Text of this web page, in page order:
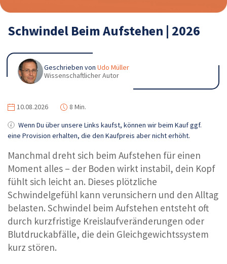
Schwindel Beim Aufstehen | 2026
Geschrieben von Udo Müller
Wissenschaftlicher Autor
10.08.2026
8 Min.
Wenn Du über unsere Links kaufst, können wir beim Kauf ggf.
eine Provision erhalten, die den Kaufpreis aber nicht erhöht.
Manchmal dreht sich beim Aufstehen für einen
Moment alles – der Boden wirkt instabil, dein Kopf
fühlt sich leicht an. Dieses plötzliche
Schwindelgefühl kann verunsichern und den Alltag
belasten. Schwindel beim Aufstehen entsteht oft
durch kurzfristige Kreislaufveränderungen oder
Blutdruckabfälle, die dein Gleichgewichtssystem
kurz stören.